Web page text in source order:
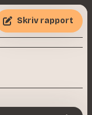
Skriv rapport